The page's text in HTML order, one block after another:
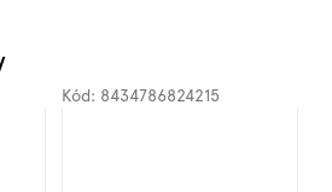
Kód: 8434786824215